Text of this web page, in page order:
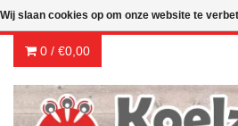
0 / €0,00
Wij slaan cookies op om onze website te